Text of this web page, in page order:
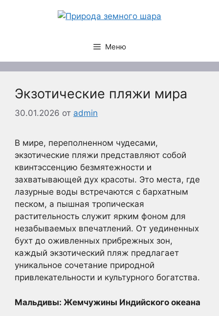
Меню
Экзотические пляжи мира
30.01.2026 от admin
В мире, переполненном чудесами,
экзотические пляжи представляют собой
квинтэссенцию безмятежности и
захватывающей дух красоты. Это места, где
лазурные воды встречаются с бархатным
песком, а пышная тропическая
растительность служит ярким фоном для
незабываемых впечатлений. От уединенных
бухт до оживленных прибрежных зон,
каждый экзотический пляж предлагает
уникальное сочетание природной
привлекательности и культурного богатства.
Мальдивы: Жемчужины Индийского океана